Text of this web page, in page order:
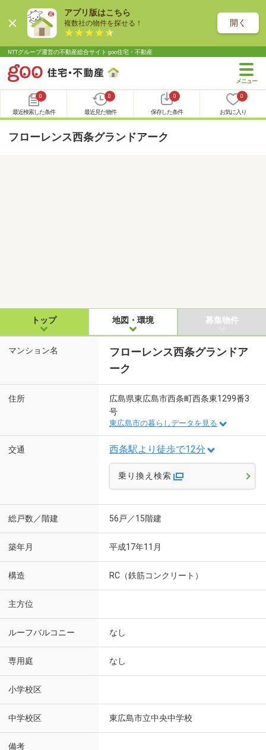
アプリ版はこちら
複数社の物件を探せる！ 開く
NTTグループ運営の不動産総合サイト goo住宅・不動産
0
最近検索した条件
0
最近見た物件
0
保存した条件
0
お気に入り
フローレンス西条グランドアーク
トップ 地図・環境 募集物件
マンション名
フローレンス西条グランドア
ーク
住所
広島県東広島市西条町西条東1299番3
号
東広島市の暮らしデータを見る
交通 西条駅より徒歩で12分
乗り換え検索
総戸数／階建 56戸／15階建
築年月 平成17年11月
構造 RC（鉄筋コンクリート）
主方位
ルーフバルコニー なし
専用庭 なし
小学校区
中学校区 東広島市立中央中学校
備考